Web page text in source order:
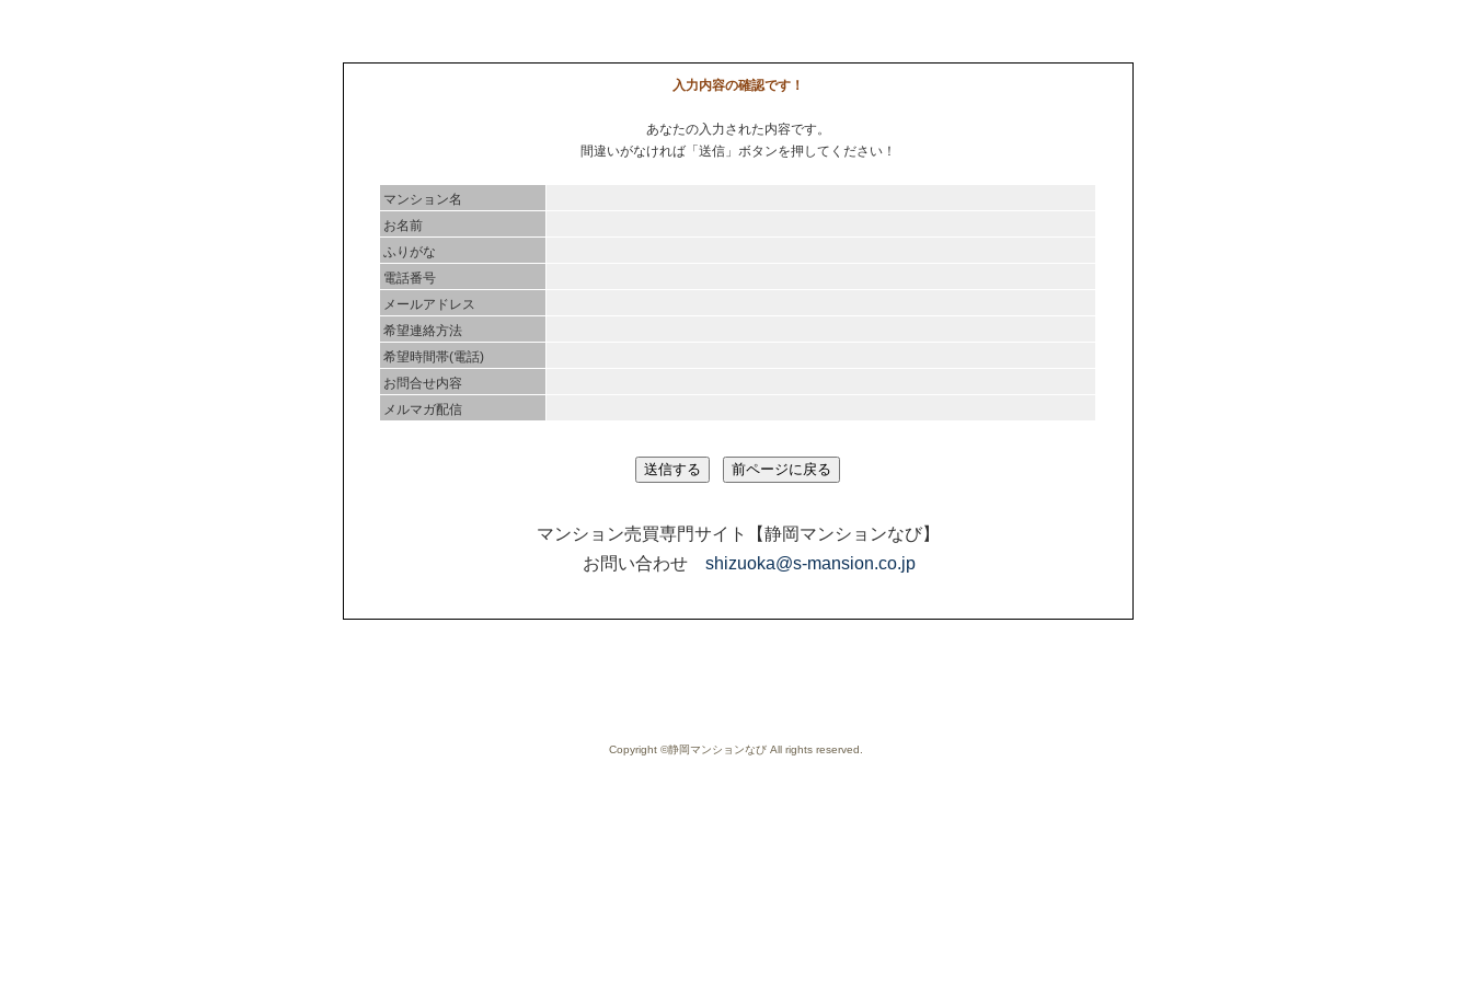
入力内容の確認です！
あなたの入力された内容です。
間違いがなければ「送信」ボタンを押してください！
マンション名
お名前
ふりがな
電話番号
メールアドレス
希望連絡方法
希望時間帯(電話)
お問合せ内容
メルマガ配信
マンション売買専門サイト【静岡マンションなび】
お問い合わせ shizuoka@s-mansion.co.jp
Copyright ©静岡マンションなび All rights reserved.